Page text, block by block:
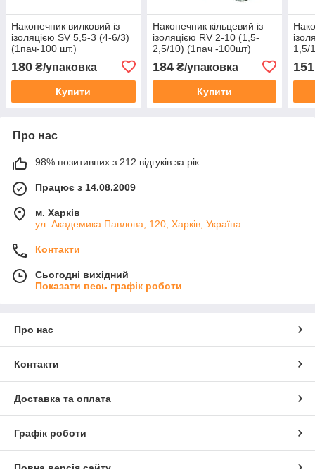
Наконечник вилковий із
ізоляцією SV 5,5-3 (4-6/3)
(1пач-100 шт.)
180 ₴/упаковка
Купити
Наконечник кільцевий із
ізоляцією RV 2-10 (1,5-
2,5/10) (1пач -100шт)
184₴/упаковка
Купити
1,5/
151
Про нас
98% позитивних з 212 відгуків за рік
Працює з 14.08.2009
м. Харків
ул. Академика Павлова, 120, Харків, Україна
Контакти
Сьогодні вихідний
Показати весь графік роботи
Про нас
Контакти
Доставка та оплата
Графік роботи